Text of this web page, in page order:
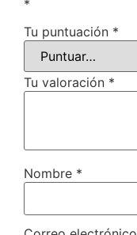
*
Tu puntuación *
Tu valoración *
Nombre *